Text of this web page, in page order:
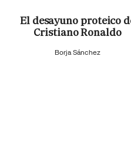
El desayuno proteico
Cristiano Ronaldo
Borja Sánchez